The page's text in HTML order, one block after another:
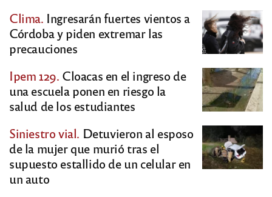
Clima. Ingresarán fuertes vientos a
Córdoba y piden extremar las
precauciones
Ipem 129. Cloacas en el ingreso de
una escuela ponen en riesgo la
salud de los estudiantes
Siniestro vial. Detuvieron al esposo
de la mujer que murió tras el
supuesto estallido de un celular en
un auto